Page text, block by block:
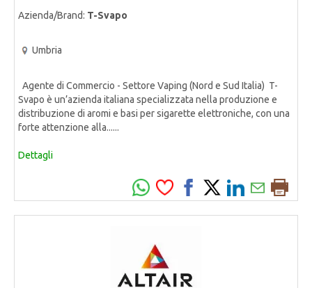
Azienda/Brand: T-Svapo
Umbria
Agente di Commercio - Settore Vaping (Nord e Sud Italia) T-
Svapo è un’azienda italiana specializzata nella produzione e
distribuzione di aromi e basi per sigarette elettroniche, con una
forte attenzione alla......
Dettagli